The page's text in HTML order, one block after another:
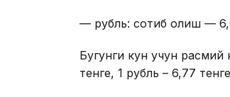
— рубль: сотиб олиш —
Бугунги кун учун расмий
тенге, 1 рубль – 6,77